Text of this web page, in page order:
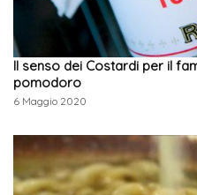
Il senso dei Costardi per il
pomodoro
6 Maggio 2020